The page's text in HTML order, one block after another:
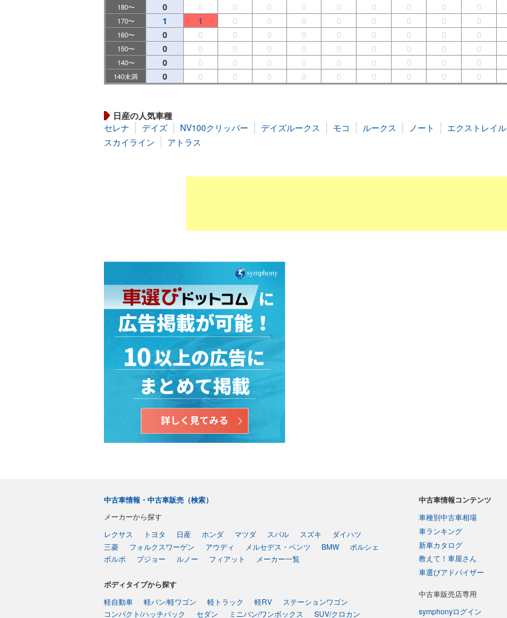
180〜 0 0 0 0 0 0 0 0 0 0
170〜 1 1 0 0 0 0 0 0 0 0
160〜 0 0 0 0 0 0 0 0 0 0
150〜 0 0 0 0 0 0 0 0 0 0
140〜 0 0 0 0 0 0 0 0 0 0
140未満 0 0 0 0 0 0 0 0 0 0
日産の人気車種
セレナ
デイズ NV100クリッパー デイズルークス モコ ルークス ノート エクストレイル
スカイライン
アトラス
中古車情報・中古車販売（検索）
メーカーから探す
レクサス
トヨタ 日産 ホンダ マツダ スバル スズキ
ダイハツ
三菱
フォルクスワーゲン アウディ メルセデス・ベンツ BMW
ポルシェ
ボルボ
プジョー ルノー フィアット メーカー一覧
ボディタイプから探す
軽自動車 軽バン/軽ワゴン 軽トラック 軽RV
ステーションワゴン
コンパクト/ハッチバック
セダン ミニバン/ワンボックス SUV/クロカン
中古車情報コンテンツ
車種別中古車相場
車ランキング
新車カタログ
教えて！車屋さん
車選びアドバイザー
中古車販売店専用
symphonyログイン